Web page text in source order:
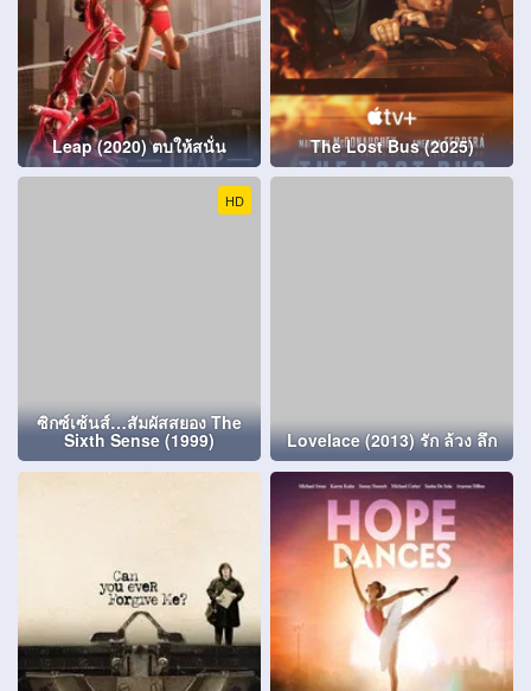
Leap (2020) ตบให้สนั่น The Lost Bus (2025)
HD
ซิกซ์เซ้นส์…สัมผัสสยอง The
Sixth Sense (1999) Lovelace (2013) รัก ล้วง ลึก